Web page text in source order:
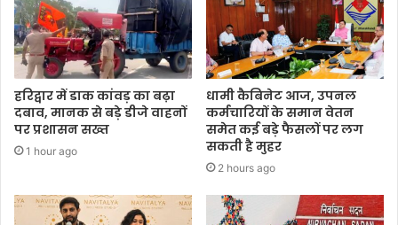
हरिद्वार में डाक कांवड़ का बढ़ा
दबाव, मानक से बड़े डीजे वाहनों
पर प्रशासन सख्त
1 hour ago
धामी कैबिनेट आज, उपनल
कर्मचारियों के समान वेतन
समेत कई बड़े फैसलों पर लग
सकती है मुहर
2 hours ago